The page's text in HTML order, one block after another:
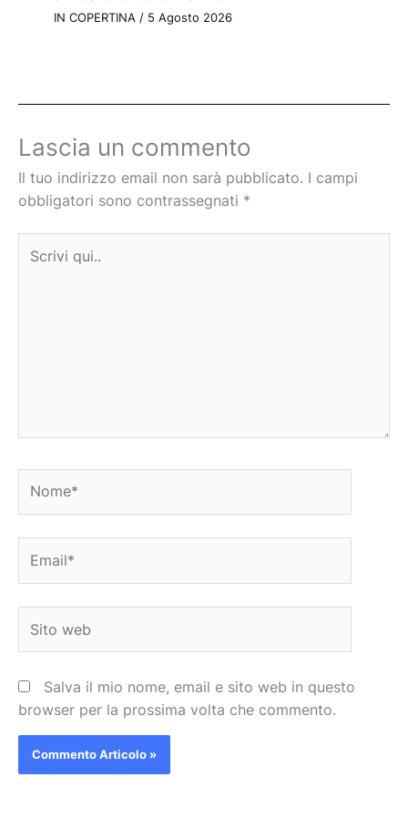
IN COPERTINA/ 5 Agosto 2026
Lascia un commento
Il tuo indirizzo email non sarà pubblicato. I campi
obbligatori sono contrassegnati *
qui..
web
Salva il mio nome, email e sito web in questo
browser per la prossima volta che commento.